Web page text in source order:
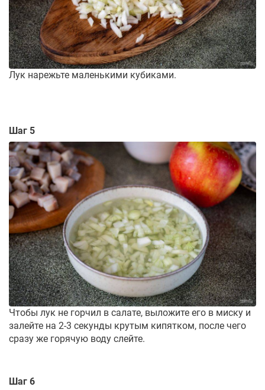
Лук нарежьте маленькими кубиками.
Шаг 5
Чтобы лук не горчил в салате, выложите его в миску и
залейте на 2-3 секунды крутым кипятком, после чего
сразу же горячую воду слейте.
Шаг 6